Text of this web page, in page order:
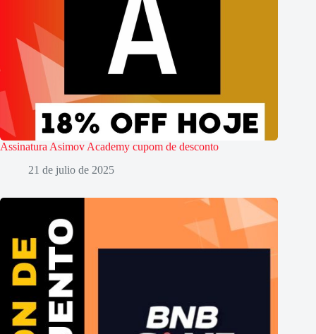
Assinatura Asimov Academy cupom de desconto
21 de julio de 2025